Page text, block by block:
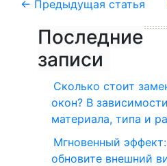
← Предыдущая статья
Последние
записи
Сколько стоит
окон? В
материала, типа и
Мгновенный эффект:
обновите внешний